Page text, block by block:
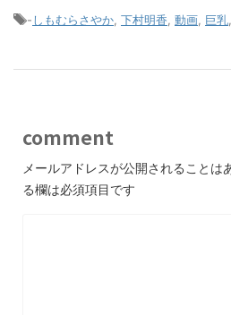
-しもむらさやか 下村明香 動画 巨乳
comment
メールアドレスが公開されることは
る欄は必須項目です